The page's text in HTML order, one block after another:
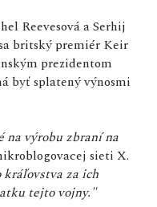
Reevesová a Serhij
britský premiér Keir
prezidentom
byť splatený výnosmi
na výrobu zbraní na
sieti X.
kráľovstva za ich
tejto vojny."